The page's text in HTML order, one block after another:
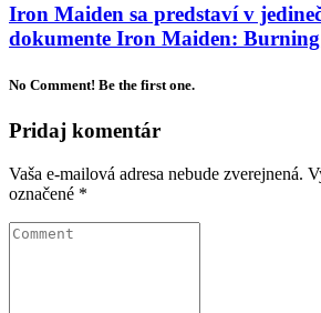
Iron Maiden sa predstaví v
dokumente Iron Maiden:
No Comment! Be the first one.
Pridaj komentár
Vaša e-mailová adresa nebude zverejnená.
označené *